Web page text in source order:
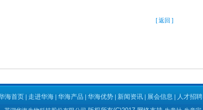
[ 返回 ]
海首页 走进华海 华海产品 华海优势 新闻资讯 展会信息 人才招聘